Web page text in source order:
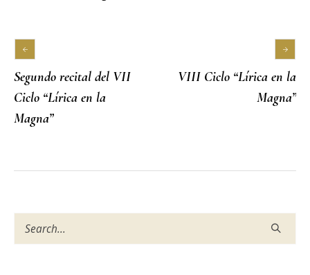
Segundo recital del VII
Ciclo “Lírica en la
Magna”
VIII Ciclo “Lírica en la
Magna”